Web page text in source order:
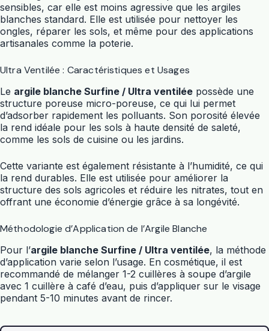
sensibles, car elle est moins agressive que les argiles
blanches standard. Elle est utilisée pour nettoyer les
ongles, réparer les sols, et même pour des applications
artisanales comme la poterie.
Ultra Ventilée : Caractéristiques et Usages
Le argile blanche Surfine / Ultra ventilée possède une
structure poreuse micro-poreuse, ce qui lui permet
d’adsorber rapidement les polluants. Son porosité élevée
la rend idéale pour les sols à haute densité de saleté,
comme les sols de cuisine ou les jardins.
Cette variante est également résistante à l’humidité, ce qui
la rend durables. Elle est utilisée pour améliorer la
structure des sols agricoles et réduire les nitrates, tout en
offrant une économie d’énergie grâce à sa longévité.
Méthodologie d’Application de l’Argile Blanche
Pour l’argile blanche Surfine / Ultra ventilée, la méthode
d’application varie selon l’usage. En cosmétique, il est
recommandé de mélanger 1-2 cuillères à soupe d’argile
avec 1 cuillère à café d’eau, puis d’appliquer sur le visage
pendant 5-10 minutes avant de rincer.